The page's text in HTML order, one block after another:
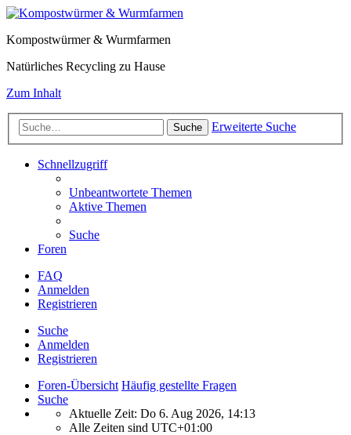
Kompostwürmer & Wurmfarmen
Natürliches Recycling zu Hause
Zum Inhalt
Suche Erweiterte Suche
Schnellzugriff
Unbeantwortete Themen
Aktive Themen
Suche
Foren
FAQ
Anmelden
Registrieren
Suche
Anmelden
Registrieren
Foren-Übersicht Häufig gestellte Fragen
Suche
Aktuelle Zeit: Do 6. Aug 2026, 14:13
Alle Zeiten sind UTC+01:00